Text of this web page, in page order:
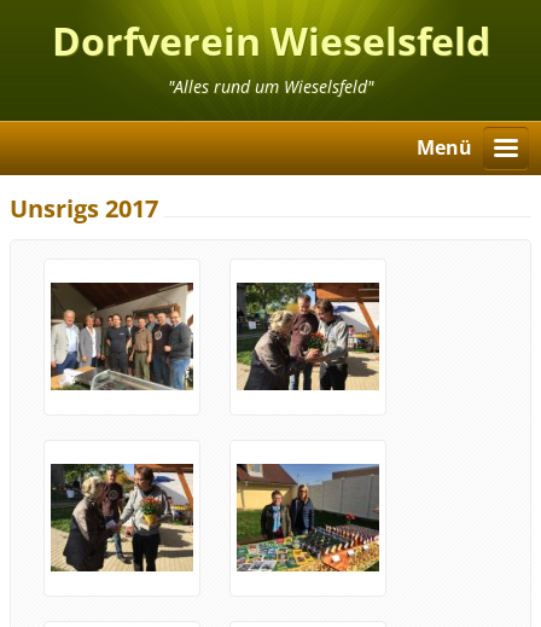
Dorfverein Wieselsfeld
"Alles rund um Wieselsfeld"
Menü
Unsrigs 2017